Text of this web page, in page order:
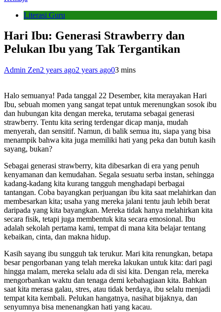
Literasi Guru
Hari Ibu: Generasi Strawberry dan
Pelukan Ibu yang Tak Tergantikan
Admin Zen2 years ago2 years ago03 mins
Halo semuanya! Pada tanggal 22 Desember, kita merayakan Hari
Ibu, sebuah momen yang sangat tepat untuk merenungkan sosok ibu
dan hubungan kita dengan mereka, terutama sebagai generasi
strawberry. Tentu kita sering terdengar dicap manja, mudah
menyerah, dan sensitif. Namun, di balik semua itu, siapa yang bisa
menampik bahwa kita juga memiliki hati yang peka dan butuh kasih
sayang, bukan?
Sebagai generasi strawberry, kita dibesarkan di era yang penuh
kenyamanan dan kemudahan. Segala sesuatu serba instan, sehingga
kadang-kadang kita kurang tangguh menghadapi berbagai
tantangan. Coba bayangkan perjuangan ibu kita saat melahirkan dan
membesarkan kita; usaha yang mereka jalani tentu jauh lebih berat
daripada yang kita bayangkan. Mereka tidak hanya melahirkan kita
secara fisik, tetapi juga membentuk kita secara emosional. Ibu
adalah sekolah pertama kami, tempat di mana kita belajar tentang
kebaikan, cinta, dan makna hidup.
Kasih sayang ibu sungguh tak terukur. Mari kita renungkan, betapa
besar pengorbanan yang telah mereka lakukan untuk kita: dari pagi
hingga malam, mereka selalu ada di sisi kita. Dengan rela, mereka
mengorbankan waktu dan tenaga demi kebahagiaan kita. Bahkan
saat kita merasa galau, stres, atau tidak berdaya, ibu selalu menjadi
tempat kita kembali. Pelukan hangatnya, nasihat bijaknya, dan
senyumnya bisa menenangkan hati yang kacau.